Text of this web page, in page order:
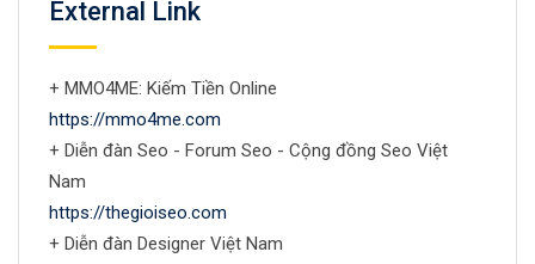
External Link
+ MMO4ME: Kiếm Tiền Online
https://mmo4me.com
+ Diễn đàn Seo - Forum Seo - Cộng đồng Seo Việt
Nam
https://thegioiseo.com
+ Diễn đàn Designer Việt Nam